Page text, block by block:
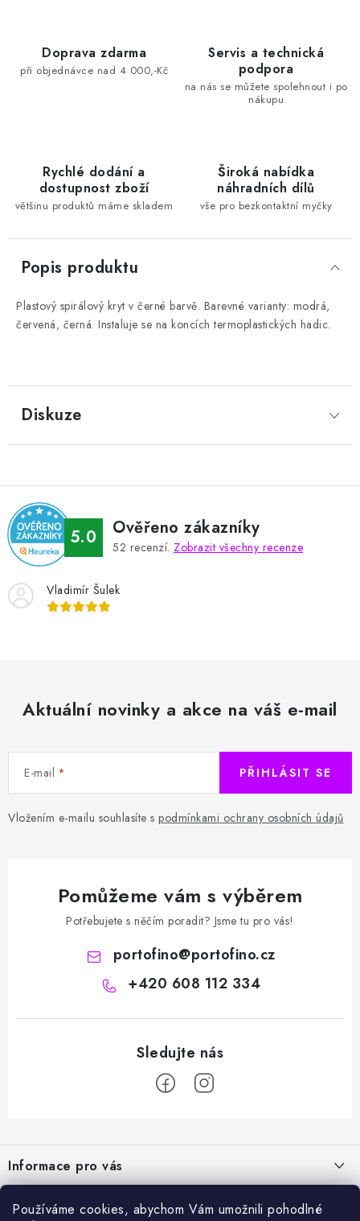
Používáme cookies, abychom Vám umožnili pohodlné
Doprava zdarma
při objednávce nad 4 000,-Kč
Servis a technická
podpora
na nás se můžete spolehnout i po
nákupu
Rychlé dodání a
dostupnost zboží
většinu produktů máme skladem
Široká nabídka
náhradních dílů
vše pro bezkontaktní myčky
Popis produktu
Plastový spirálový kryt v černé barvě. Barevné varianty: modrá,
červená, černá. Instaluje se na koncích termoplastických hadic.
Diskuze
5.0 Ověřeno zákazníky
52 recenzí. Zobrazit všechny recenze
Vladimír Šulek
Aktuální novinky a akce na váš e-mail
E-mail
Vložením e-mailu souhlasíte s podmínkami ochrany osobních údajů
PŘIHLÁSIT SE
Pomůžeme vám s výběrem
Potřebujete s něčím poradit? Jsme tu pro vás!
portofino@portofino.cz
+420 608 112 334
p
a
Informace pro vás
Sortiment